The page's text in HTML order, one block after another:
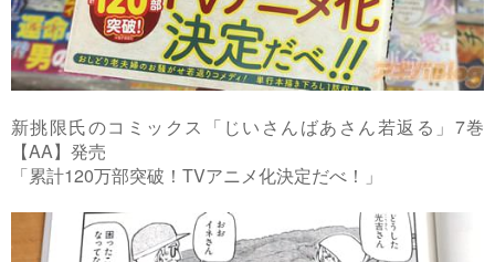
新挑限氏のコミックス「じいさんばあさん若返る」7巻
【AA】発売
「累計120万部突破！TVアニメ化決定だべ！」